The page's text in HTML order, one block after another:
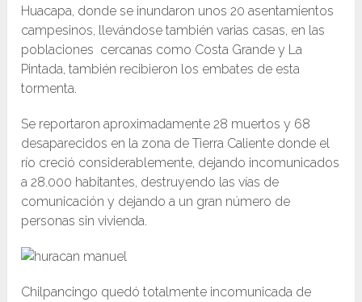
Huacapa, donde se inundaron unos 20 asentamientos
campesinos, llevándose también varias casas, en las
poblaciones cercanas como Costa Grande y La
Pintada, también recibieron los embates de esta
tormenta.
Se reportaron aproximadamente 28 muertos y 68
desaparecidos en la zona de Tierra Caliente donde el
río creció considerablemente, dejando incomunicados
a 28.000 habitantes, destruyendo las vías de
comunicación y dejando a un gran número de
personas sin vivienda.
Chilpancingo quedó totalmente incomunicada de